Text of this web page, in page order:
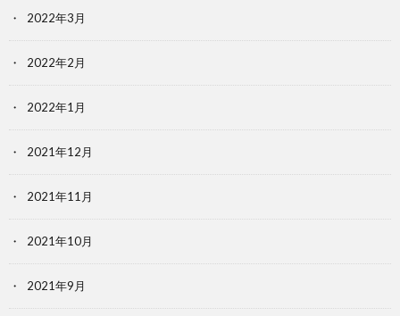
2022年3月
2022年2月
2022年1月
2021年12月
2021年11月
2021年10月
2021年9月